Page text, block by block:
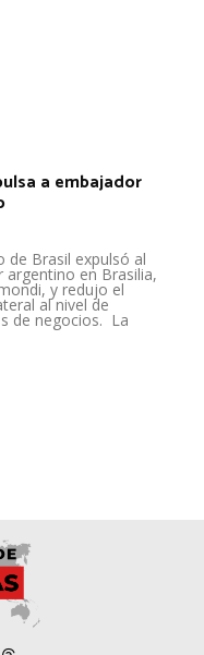
a embajador
de Brasil expulsó al
argentino en Brasilia,
y redujo el
al nivel de
negocios. La